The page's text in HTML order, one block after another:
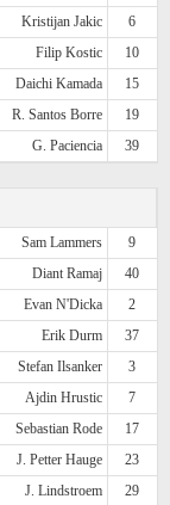
Kristijan Jakic
6
Filip Kostic
10
Daichi Kamada
15
R. Santos Borre
19
G. Paciencia 39
Sam Lammers
9
Diant Ramaj
40
Evan N'Dicka
2
Erik Durm
37
Stefan Ilsanker
3
Ajdin Hrustic
7
Sebastian Rode
17
J. Petter Hauge
23
J. Lindstroem 29